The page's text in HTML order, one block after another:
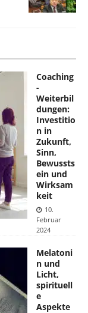
Coaching
-
Weiterbil
dungen:
Investitio
n in
Zukunft,
Sinn,
Bewussts
ein und
Wirksam
keit
10.
Februar
2024
Melatoni
n und
Licht,
spirituell
e
Aspekte